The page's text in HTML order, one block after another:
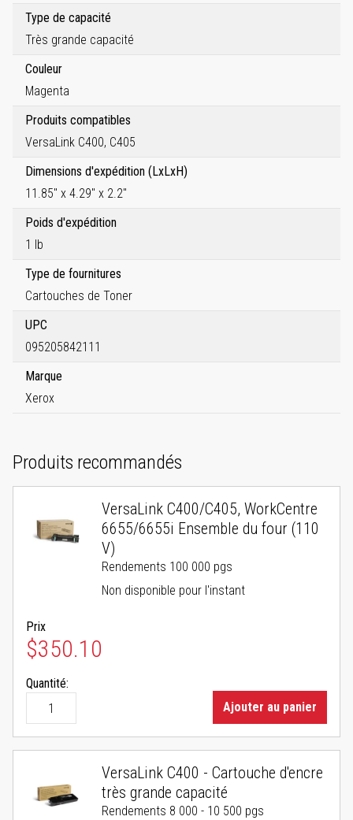
Type de capacité
Très grande capacité
Couleur
Magenta
Produits compatibles
VersaLink C400, C405
Dimensions d'expédition (LxLxH)
11.85" x 4.29" x 2.2"
Poids d'expédition
1 lb
Type de fournitures
Cartouches de Toner
UPC
095205842111
Marque
Xerox
Produits recommandés
VersaLink C400/C405, WorkCentre
6655/6655i Ensemble du four (110
V)
Rendements 100 000 pgs
Non disponible pour l'instant
Prix
$350.10
Quantité:
Ajouter au panier
VersaLink C400 - Cartouche d'encre
très grande capacité
Rendements 8 000 - 10 500 pgs